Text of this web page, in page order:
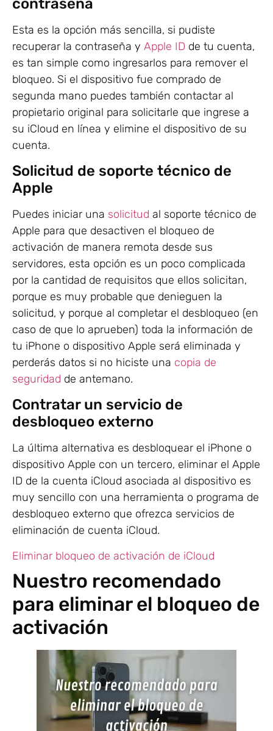
Esta es la opción más sencilla, si pudiste
recuperar la contraseña y Apple ID de tu cuenta,
es tan simple como ingresarlos para remover el
bloqueo. Si el dispositivo fue comprado de
segunda mano puedes también contactar al
propietario original para solicitarle que ingrese a
su iCloud en línea y elimine el dispositivo de su
cuenta.
Solicitud de soporte técnico de
Apple
Puedes iniciar una solicitud al soporte técnico de
Apple para que desactiven el bloqueo de
activación de manera remota desde sus
servidores, esta opción es un poco complicada
por la cantidad de requisitos que ellos solicitan,
porque es muy probable que denieguen la
solicitud, y porque al completar el desbloqueo (en
caso de que lo aprueben) toda la información de
tu iPhone o dispositivo Apple será eliminada y
perderás datos si no hiciste una copia de
seguridad de antemano.
Contratar un servicio de
desbloqueo externo
La última alternativa es desbloquear el iPhone o
dispositivo Apple con un tercero, eliminar el Apple
ID de la cuenta iCloud asociada al dispositivo es
muy sencillo con una herramienta o programa de
desbloqueo externo que ofrezca servicios de
eliminación de cuenta iCloud.
Eliminar bloqueo de activación de iCloud
Nuestro recomendado
para eliminar el bloqueo de
activación